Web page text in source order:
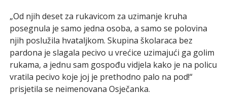
„Od njih deset za rukavicom za uzimanje kruha
posegnula je samo jedna osoba, a samo se polovina
njih poslužila hvataljkom. Skupina školaraca bez
pardona je slagala pecivo u vrećice uzimajući ga golim
rukama, a jednu sam gospođu vidjela kako je na policu
vratila pecivo koje joj je prethodno palo na pod!“
prisjetila se neimenovana Osječanka.